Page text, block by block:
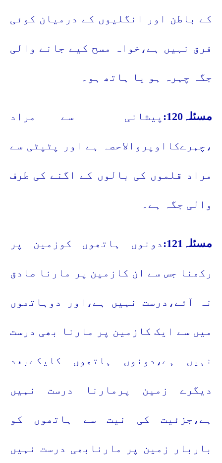
کے باطن اور انگلیوں کے درمیان کوئی
فرق نہیں ہے،خواہ مسح کیے جانے والی
جگہ چہرہ ہو یا ہاتھ ہو۔
مسئلہ120: پیشانی سے مراد
،چہرےکااوپروالاحصہ ہے اور پٹپٹی سے
مراد قلموں کی بالوں کے اگنے کی طرف
والی جگہ ہے۔
مسئلہ121: دونوں ہاتھوں کوزمین پر
رکھنا جس سے ان کازمین پر مارنا صادق
نہ آئے،درست نہیں ہے،اور دوہاتھوں
میں سے ایک کازمین پر مارنا بھی درست
نہیں ہے،دونوں ہاتھوں کایکےبعد
دیگرے زمین پرمارنا درست نہیں
ہے،جزئیت کی نیت سے ہاتھوں کو
باربار زمین پر مارنابھی درست نہیں